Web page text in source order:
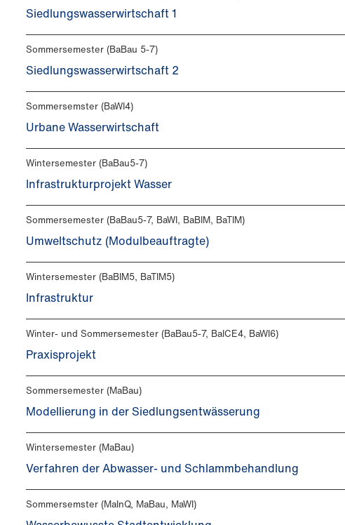
Siedlungswasserwirtschaft 1
Sommersemester (BaBau 5-7)
Siedlungswasserwirtschaft 2
Sommersemster (BaWI4)
Urbane Wasserwirtschaft
Wintersemester (BaBau5-7)
Infrastrukturprojekt Wasser
Sommersemester (BaBau5-7, BaWI, BaBIM, BaTIM)
Umweltschutz (Modulbeauftragte)
Wintersemester (BaBIM5, BaTIM5)
Infrastruktur
Winter- und Sommersemester (BaBau5-7, BaICE4, BaWI6)
Praxisprojekt
Sommersemester (MaBau)
Modellierung in der Siedlungsentwässerung
Wintersemester (MaBau)
Verfahren der Abwasser- und Schlammbehandlung
Sommersemster (MaInQ, MaBau, MaWI)